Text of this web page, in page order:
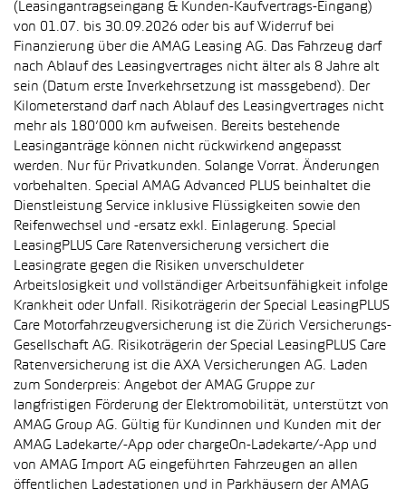
(Leasingantragseingang & Kunden-Kaufvertrags-Eingang)
von 01.07. bis 30.09.2026 oder bis auf Widerruf bei
Finanzierung über die AMAG Leasing AG. Das Fahrzeug darf
nach Ablauf des Leasingvertrages nicht älter als 8 Jahre alt
sein (Datum erste Inverkehrsetzung ist massgebend). Der
Kilometerstand darf nach Ablauf des Leasingvertrages nicht
mehr als 180’000 km aufweisen. Bereits bestehende
Leasinganträge können nicht rückwirkend angepasst
werden. Nur für Privatkunden. Solange Vorrat. Änderungen
vorbehalten. Special AMAG Advanced PLUS beinhaltet die
Dienstleistung Service inklusive Flüssigkeiten sowie den
Reifenwechsel und -ersatz exkl. Einlagerung. Special
LeasingPLUS Care Ratenversicherung versichert die
Leasingrate gegen die Risiken unverschuldeter
Arbeitslosigkeit und vollständiger Arbeitsunfähigkeit infolge
Krankheit oder Unfall. Risikoträgerin der Special LeasingPLUS
Care Motorfahrzeugversicherung ist die Zürich Versicherungs-
Gesellschaft AG. Risikoträgerin der Special LeasingPLUS Care
Ratenversicherung ist die AXA Versicherungen AG. Laden
zum Sonderpreis: Angebot der AMAG Gruppe zur
langfristigen Förderung der Elektromobilität, unterstützt von
AMAG Group AG. Gültig für Kundinnen und Kunden mit der
AMAG Ladekarte/-App oder chargeOn-Ladekarte/-App und
von AMAG Import AG eingeführten Fahrzeugen an allen
öffentlichen Ladestationen und in Parkhäusern der AMAG